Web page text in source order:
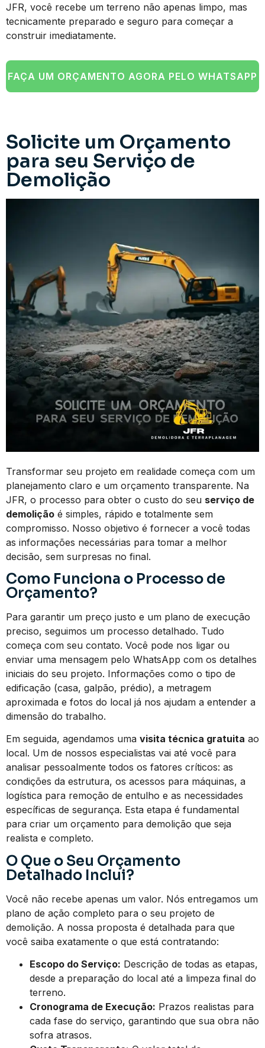
JFR, você recebe um terreno não apenas limpo, mas
tecnicamente preparado e seguro para começar a
construir imediatamente.
FAÇA UM ORÇAMENTO AGORA PELO WHATSAPP
Solicite um Orçamento
para seu Serviço de
Demolição
Transformar seu projeto em realidade começa com um
planejamento claro e um orçamento transparente. Na
JFR, o processo para obter o custo do seu serviço de
demolição é simples, rápido e totalmente sem
compromisso. Nosso objetivo é fornecer a você todas
as informações necessárias para tomar a melhor
decisão, sem surpresas no final.
Como Funciona o Processo de
Orçamento?
Para garantir um preço justo e um plano de execução
preciso, seguimos um processo detalhado. Tudo
começa com seu contato. Você pode nos ligar ou
enviar uma mensagem pelo WhatsApp com os detalhes
iniciais do seu projeto. Informações como o tipo de
edificação (casa, galpão, prédio), a metragem
aproximada e fotos do local já nos ajudam a entender a
dimensão do trabalho.
Em seguida, agendamos uma visita técnica gratuita ao
local. Um de nossos especialistas vai até você para
analisar pessoalmente todos os fatores críticos: as
condições da estrutura, os acessos para máquinas, a
logística para remoção de entulho e as necessidades
específicas de segurança. Esta etapa é fundamental
para criar um orçamento para demolição que seja
realista e completo.
O Que o Seu Orçamento
Detalhado Inclui?
Você não recebe apenas um valor. Nós entregamos um
plano de ação completo para o seu projeto de
demolição. A nossa proposta é detalhada para que
você saiba exatamente o que está contratando:
Escopo do Serviço: Descrição de todas as etapas,
desde a preparação do local até a limpeza final do
terreno.
Cronograma de Execução: Prazos realistas para
cada fase do serviço, garantindo que sua obra não
sofra atrasos.